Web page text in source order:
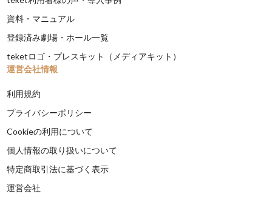
資料・マニュアル
登録済み劇場・ホール一覧
teketロゴ・プレスキット（メディアキット）
運営会社情報
利用規約
プライバシーポリシー
Cookieの利用について
個人情報の取り扱いについて
特定商取引法に基づく表示
運営会社